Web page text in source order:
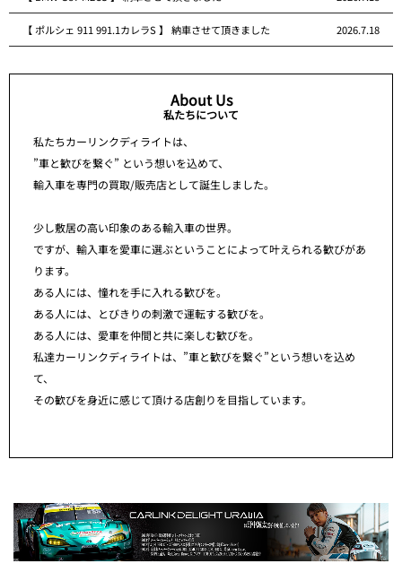
【 ポルシェ 911 991.1カレラS 】 納車させて頂きました 2026.7.18
About Us
私たちについて
私たちカーリンクディライトは、
”車と歓びを繋ぐ” という想いを込めて、
輸入車を専門の買取/販売店として誕生しました。
少し敷居の高い印象のある輸入車の世界。
ですが、輸入車を愛車に選ぶということによって叶えられる歓びがあ
ります。
ある人には、憧れを手に入れる歓びを。
ある人には、とびきりの刺激で運転する歓びを。
ある人には、愛車を仲間と共に楽しむ歓びを。
私達カーリンクディライトは、”車と歓びを繋ぐ”という想いを込め
て、
その歓びを身近に感じて頂ける店創りを目指しています。